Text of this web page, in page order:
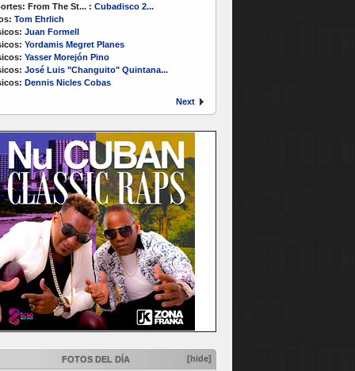
From The St... : Cubadisco 2...
Tom Ehrlich
Juan Formell
Yordamis Megret Planes
Yasser Morejón Pino
José Luis "Changuito" Quintana...
Dennis Nicles Cobas
Next
FOTOS DEL DÍA [hide]